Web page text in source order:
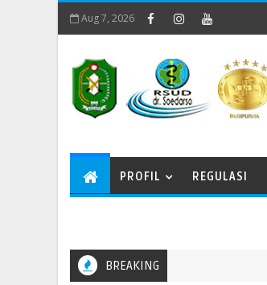
Aug 7, 2026
PROFIL REGULASI
BREAKING